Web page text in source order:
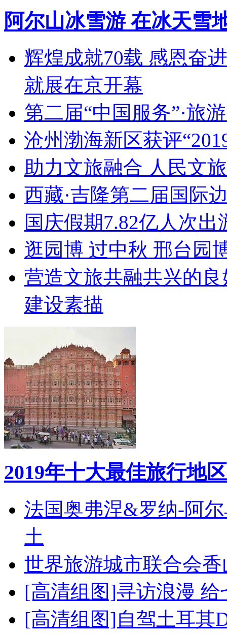
阿尔山冰雪游 在冰天雪
辉煌成就70载 感恩奋
就展在京开幕
第二届“中国服务”·旅
沧州渤海新区获评
助力文旅融合 人民文
西藏·吉隆第二届国际
国庆假期7.82亿人次
逛园博 过中秋 邢台园
营造文旅共融共兴的
建设素描
2019年十大最佳旅行地区
法国奥弗涅&罗纳-阿
土
世界旅游城市联合会
[高清组图]寻访浪漫
[高清组图]自驾土耳其